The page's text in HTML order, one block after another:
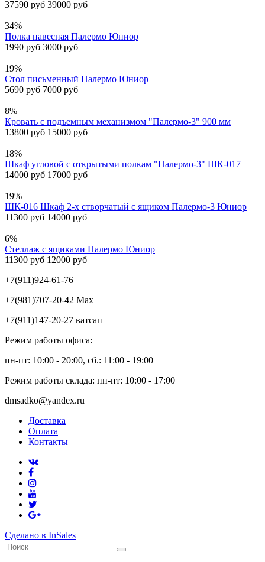
37590 руб 39000 руб
34%
Полка навесная Палермо Юниор
1990 руб 3000 руб
19%
Стол письменный Палермо Юниор
5690 руб 7000 руб
8%
Кровать с подъемным механизмом "Палермо-3" 900 мм
13800 руб 15000 руб
18%
Шкаф угловой с открытыми полкам "Палермо-3" ШК-017
14000 руб 17000 руб
19%
ШК-016 Шкаф 2-х створчатый с ящиком Палермо-3 Юниор
11300 руб 14000 руб
6%
Стеллаж с ящиками Палермо Юниор
11300 руб 12000 руб
+7(911)924-61-76
+7(981)707-20-42 Max
+7(911)147-20-27 ватсап
Режим работы офиса:
пн-пт: 10:00 - 20:00, сб.: 11:00 - 19:00
Режим работы склада: пн-пт: 10:00 - 17:00
dmsadko@yandex.ru
Доставка
Оплата
Контакты
Сделано в InSales